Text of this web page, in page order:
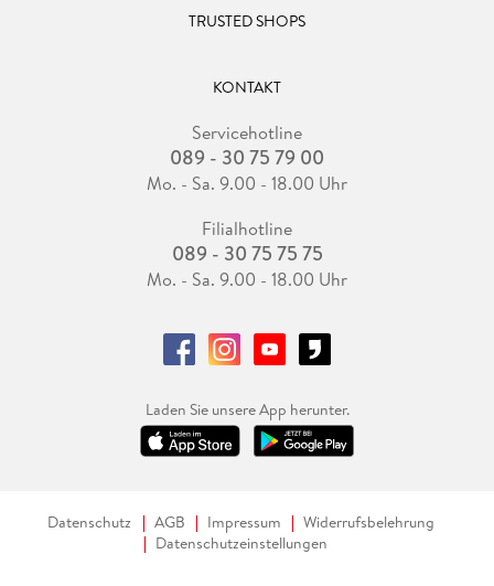
TRUSTED SHOPS
KONTAKT
Servicehotline
089 - 30 75 79 00
Mo. - Sa. 9.00 - 18.00 Uhr
Filialhotline
089 - 30 75 75 75
Mo. - Sa. 9.00 - 18.00 Uhr
Laden Sie unsere App herunter.
Datenschutz AGB Impressum
Widerrufsbelehrung
Datenschutzeinstellungen